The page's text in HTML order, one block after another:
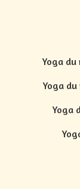
Yoga
Yoga
Yoga